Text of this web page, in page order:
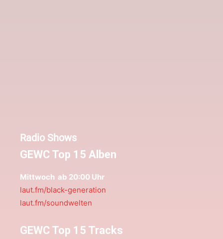
Radio Shows
GEWC Top 15 Alben
Mittwoch ab 20:00 Uhr
laut.fm/black-generation
laut.fm/soundwelten
GEWC Top 15 Tracks